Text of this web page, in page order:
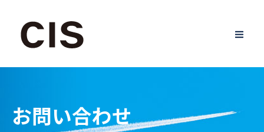
お問い合わせ